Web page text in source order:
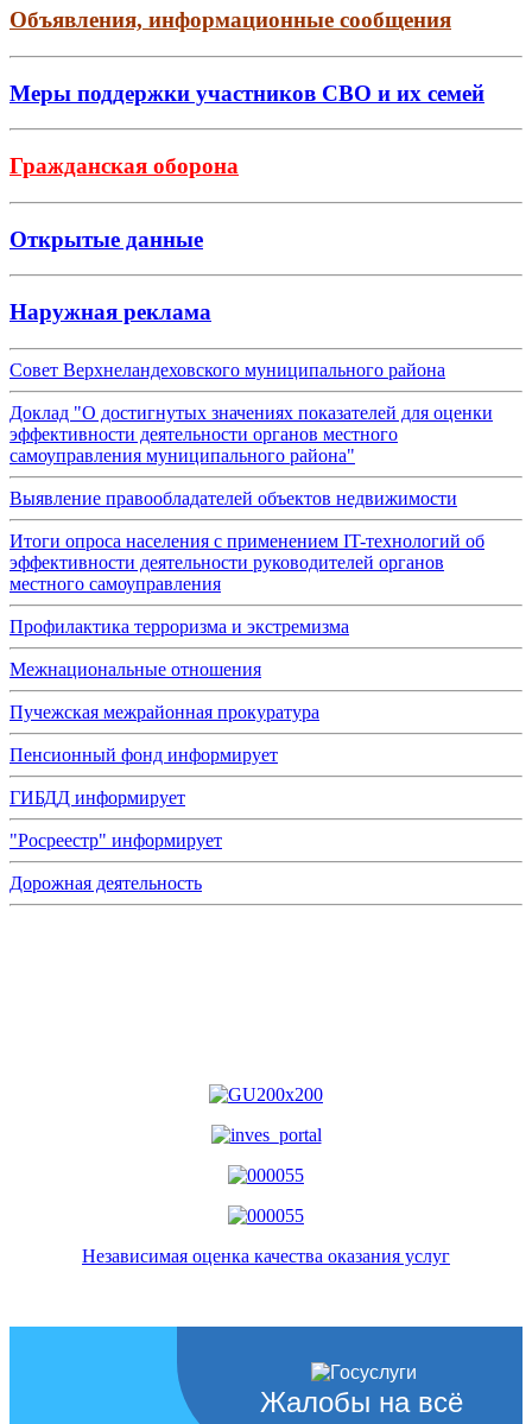
Объявления, информационные сообщения
Меры поддержки участников СВО и их семей
Гражданская оборона
Открытые данные
Наружная реклама
Совет Верхнеландеховского муниципального района
Доклад "О достигнутых значениях показателей для оценки
эффективности деятельности органов местного
самоуправления муниципального района"
Выявление правообладателей объектов недвижимости
Итоги опроса населения с применением IT-технологий об
эффективности деятельности руководителей органов
местного самоуправления
Профилактика терроризма и экстремизма
Межнациональные отношения
Пучежская межрайонная прокуратура
Пенсионный фонд информирует
ГИБДД информирует
"Росреестр" информирует
Дорожная деятельность
Независимая оценка качества оказания услуг
Жалобы на всё